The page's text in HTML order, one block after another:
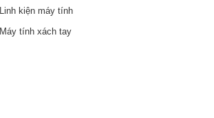
Linh kiện máy tính
Máy tính xách tay